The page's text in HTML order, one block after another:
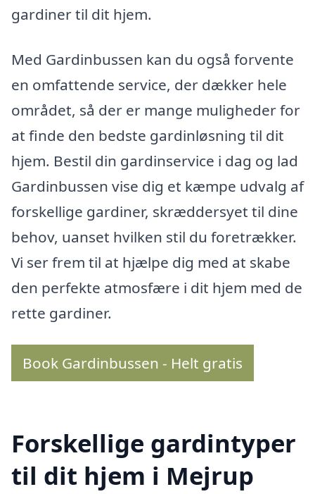
gardiner til dit hjem.
Med Gardinbussen kan du også forvente
en omfattende service, der dækker hele
området, så der er mange muligheder for
at finde den bedste gardinløsning til dit
hjem. Bestil din gardinservice i dag og lad
Gardinbussen vise dig et kæmpe udvalg af
forskellige gardiner, skræddersyet til dine
behov, uanset hvilken stil du foretrækker.
Vi ser frem til at hjælpe dig med at skabe
den perfekte atmosfære i dit hjem med de
rette gardiner.
Book Gardinbussen - Helt gratis
Forskellige gardintyper
til dit hjem i Mejrup